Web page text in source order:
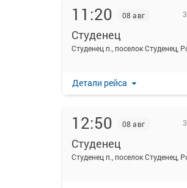
11:20 08 авг
Студенец
Студенец п., поселок Студенец,
Детали рейса
12:50 08 авг
Студенец
Студенец п., поселок Студенец,